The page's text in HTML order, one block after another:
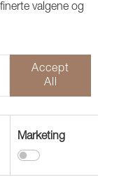
valgene og
Accept
All
Marketing